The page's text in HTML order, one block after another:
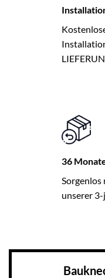
36
Sorgenlos
unserer